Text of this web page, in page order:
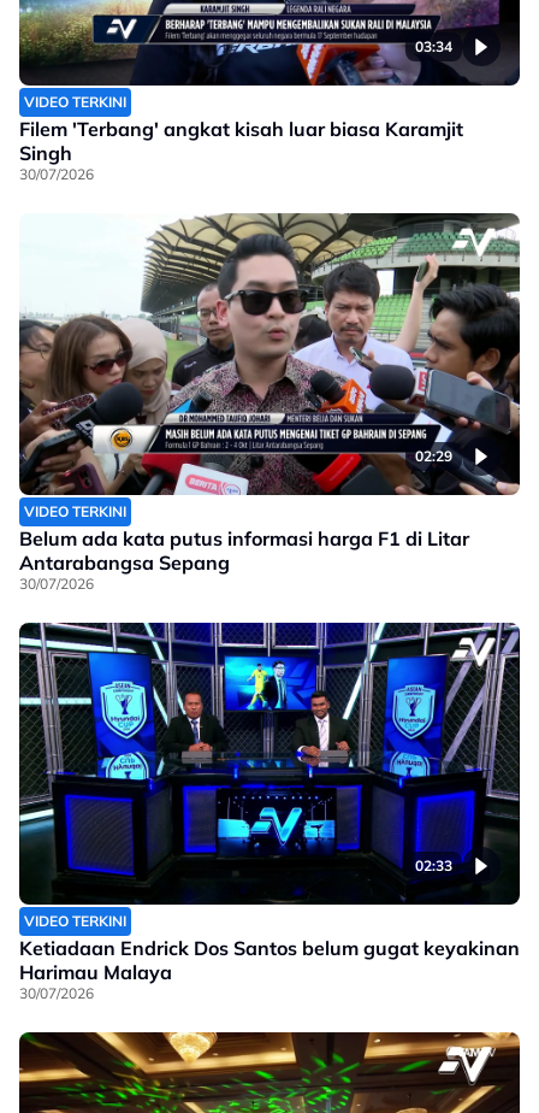
03:34
VIDEO TERKINI
Filem 'Terbang' angkat kisah luar biasa Karamjit
Singh
30/07/2026
02:29
VIDEO TERKINI
Belum ada kata putus informasi harga F1 di Litar
Antarabangsa Sepang
30/07/2026
02:33
VIDEO TERKINI
Ketiadaan Endrick Dos Santos belum gugat keyakinan
Harimau Malaya
30/07/2026